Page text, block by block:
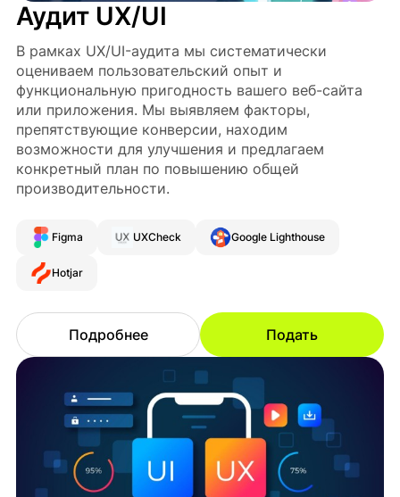
Аудит UX/UI
В рамках UX/UI-аудита мы систематически
оцениваем пользовательский опыт и
функциональную пригодность вашего веб-сайта
или приложения. Мы выявляем факторы,
препятствующие конверсии, находим
возможности для улучшения и предлагаем
конкретный план по повышению общей
производительности.
Figma UXCheck Google Lighthouse
Hotjar
Подать
Подробнее